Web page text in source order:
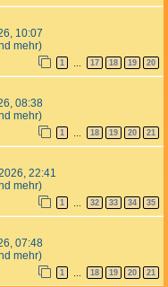
10:07
mehr)
1 … 17 18 19 20
08:38
mehr)
1 … 18 19 20 21
22:41
mehr)
1 … 32 33 34 35
07:48
mehr)
1 … 18 19 20 21